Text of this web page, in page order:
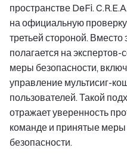
пространстве DeFi.
на официальную
третьей стороной.
полагается на
меры безопасности,
управление мультисиг-
пользователей. Такой
отражает уверенность
команде и принятые
безопасности.